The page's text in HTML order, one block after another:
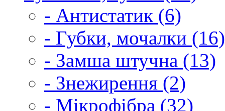
- Антистатик (6)
- Губки, мочалки (16)
- Замша штучна (13)
- Знежирення (2)
- Мікрофібра (32)